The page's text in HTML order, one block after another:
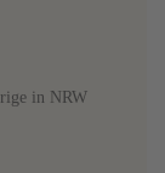
in NRW